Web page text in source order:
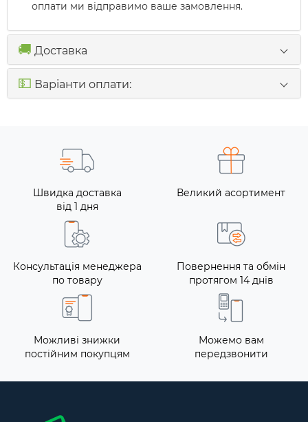
оплати ми відправимо ваше замовлення.
🚚 Доставка
💵 Варіанти оплати:
Швидка доставка
від 1 дня
Великий асортимент
Консультація менеджера
по товару
Повернення та обмін
протягом 14 днів
Можливі знижки
постійним покупцям
Можемо вам
передзвонити